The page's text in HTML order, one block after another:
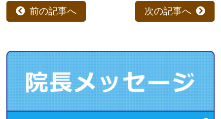
次の記事へ
前の記事へ